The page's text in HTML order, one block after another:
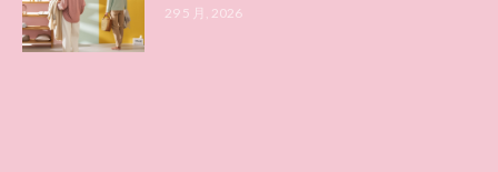
29 5 月, 2026